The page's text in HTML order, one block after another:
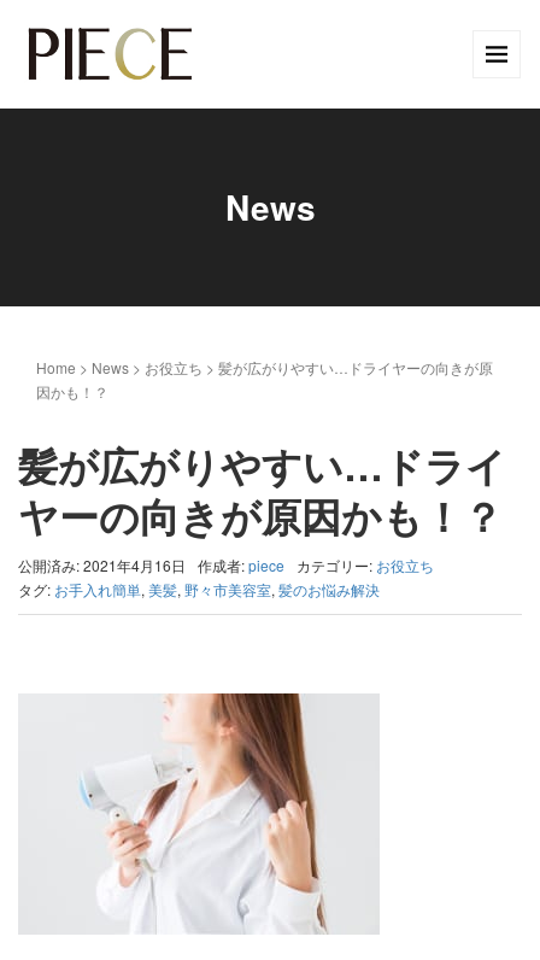
News
Home > News > お役立ち > 髪が広がりやすい…ドライヤーの向きが原
因かも！？
髪が広がりやすい…ドライ
ヤーの向きが原因かも！？
公開済み: 2021年4月16日 作成者:piece カテゴリー: お役立ち
タグ: お手入れ簡単, 美髪, 野々市美容室, 髪のお悩み解決